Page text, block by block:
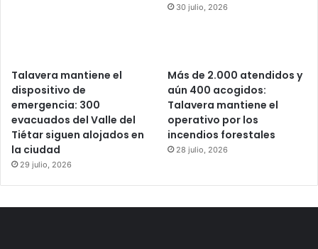
30 julio, 2026
Talavera mantiene el
dispositivo de
emergencia: 300
evacuados del Valle del
Tiétar siguen alojados en
la ciudad
29 julio, 2026
Más de 2.000 atendidos y
aún 400 acogidos:
Talavera mantiene el
operativo por los
incendios forestales
28 julio, 2026